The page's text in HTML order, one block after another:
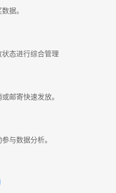
据。
态进行综合管理
邮寄快速发放。
与数据分析。